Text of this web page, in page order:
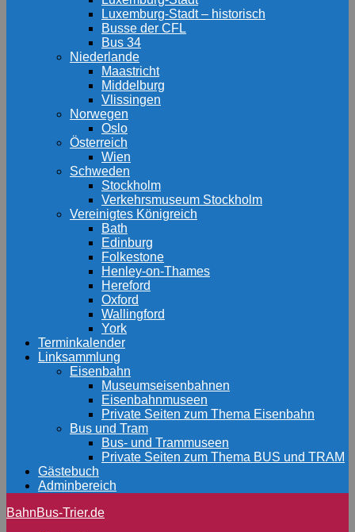
Luxemburg-Stadt – historisch
Busse der CFL
Bus 34
Niederlande
Maastricht
Middelburg
Vlissingen
Norwegen
Oslo
Österreich
Wien
Schweden
Stockholm
Verkehrsmuseum Stockholm
Vereinigtes Königreich
Bath
Edinburg
Folkestone
Henley-on-Thames
Hereford
Oxford
Wallingford
York
Terminkalender
Linksammlung
Eisenbahn
Museumseisenbahnen
Eisenbahnmuseen
Private Seiten zum Thema Eisenbahn
Bus und Tram
Bus- und Trammuseen
Private Seiten zum Thema BUS und TRAM
Gästebuch
Adminbereich
BahnBus-Trier.de